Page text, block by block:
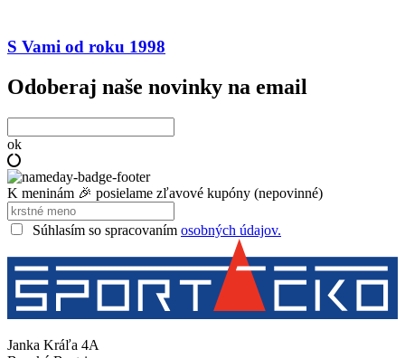
S Vami od roku 1998
Odoberaj naše novinky na email
ok
K meninám 🎉 posielame zľavové kupóny (nepovinné)
Súhlasím so spracovaním osobných údajov.
Janka Kráľa 4A